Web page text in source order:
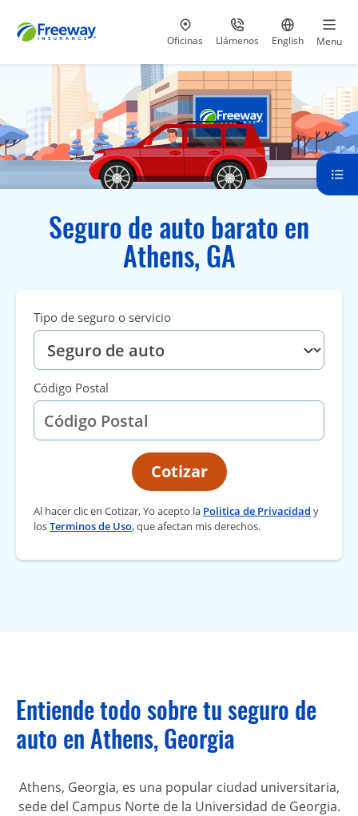
Visita nuestras
Oficinas Llámenos
al 800-441-5533
Ir al sitio
English Menu
Seguro de auto barato en
Athens, GA
Tipo de seguro o servicio
Código Postal
Cotizar
Al hacer clic en Cotizar, Yo acepto la Politica de Privacidad y
losTerminos de Uso, que afectan mis derechos.
Entiende todo sobre tu seguro de
auto en Athens, Georgia
Athens, Georgia, es una popular ciudad universitaria,
sede del Campus Norte de la Universidad de Georgia.